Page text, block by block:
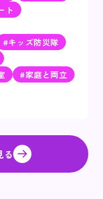
ト
#キッズ防災隊
#家庭と両立
る